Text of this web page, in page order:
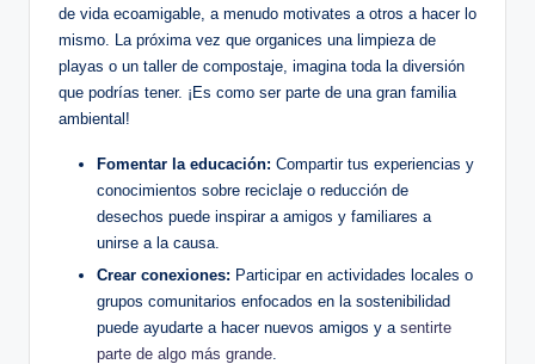
de vida ecoamigable, a menudo motivates a otros a hacer lo
mismo. La próxima vez que organices una limpieza de
playas o un taller de compostaje, imagina toda la diversión
que podrías tener. ¡Es como ser parte de una gran familia
ambiental!
Fomentar la educación: Compartir tus experiencias y
conocimientos sobre reciclaje o reducción de
desechos puede inspirar a amigos y familiares a
unirse a la causa.
Crear conexiones: Participar en actividades locales o
grupos comunitarios enfocados en la sostenibilidad
puede ayudarte a hacer nuevos amigos y a sentirte
parte de algo más grande